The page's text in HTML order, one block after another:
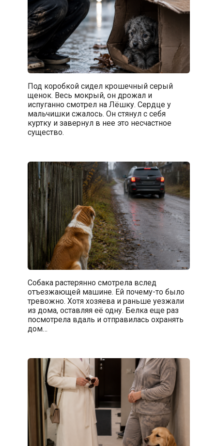
Под коробкой сидел крошечный серый
щенок. Весь мокрый, он дрожал и
испуганно смотрел на Лёшку. Сердце у
мальчишки сжалось. Он стянул с себя
куртку и завернул в нее это несчастное
существо.
Собака растерянно смотрела вслед
отъезжающей машине. Ей почему-то было
тревожно. Хотя хозяева и раньше уезжали
из дома, оставляя её одну. Белка еще раз
посмотрела вдаль и отправилась охранять
дом…